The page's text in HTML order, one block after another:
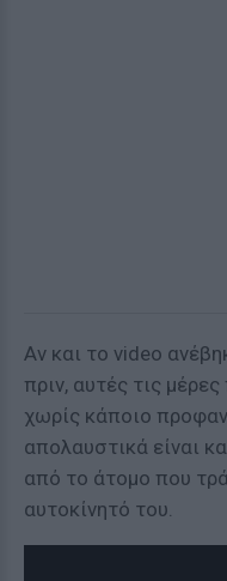
Αν και το video
πριν, αυτές τις
χωρίς κάποιο
απολαυστικά είναι
από το άτομο που
αυτοκίνητό του.